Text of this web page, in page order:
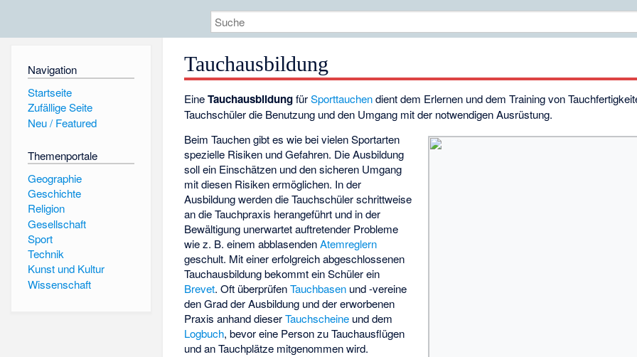
Navigation
Startseite
Zufällige Seite
Neu / Featured
Themenportale
Geographie
Geschichte
Religion
Gesellschaft
Sport
Technik
Kunst und Kultur
Wissenschaft
Tauchausbildung
EineTauchausbildungfürSporttauchendient dem Erlernen und dem Training von
Tauchschüler die Benutzung und den Umgang mit der notwendigen Ausrüstung.
Beim Tauchen gibt es wie bei vielen Sportarten
spezielle Risiken und Gefahren. Die Ausbildung
soll ein Einschätzen und den sicheren Umgang
mit diesen Risiken ermöglichen. In der
Ausbildung werden die Tauchschüler schrittweise
an die Tauchpraxis herangeführt und in der
Bewältigung unerwartet auftretender Probleme
wie z. B. einem abblasendenAtemreglern
geschult. Mit einer erfolgreich abgeschlossenen
Tauchausbildung bekommt ein Schüler ein
Brevet. Oft überprüfenTauchbasen und -vereine
den Grad der Ausbildung und der erworbenen
Praxis anhand dieserTauchscheine und dem
Logbuch, bevor eine Person zu Tauchausflügen
und an Tauchplätze mitgenommen wird.